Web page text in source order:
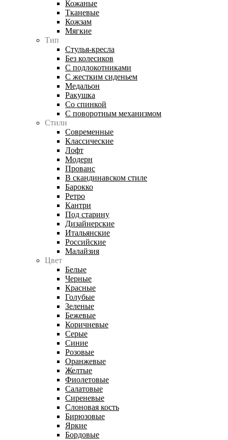
Кожаные
Тканевые
Кожзам
Мягкие
Тип
Стулья-кресла
Без колесиков
С подлокотниками
С жестким сиденьем
Медальон
Ракушка
Со спинкой
С поворотным механизмом
Стили
Современные
Классические
Лофт
Модерн
Прованс
В скандинавском стиле
Барокко
Ретро
Кантри
Под старину
Дизайнерские
Итальянские
Российские
Малайзия
Цвет
Белые
Черные
Красные
Голубые
Зеленые
Бежевые
Коричневые
Серые
Синие
Розовые
Оранжевые
Желтые
Фиолетовые
Салатовые
Сиреневые
Слоновая кость
Бирюзовые
Яркие
Бордовые